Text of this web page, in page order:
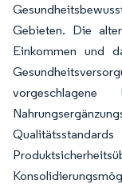
Gebieten. Die
Einkommen und